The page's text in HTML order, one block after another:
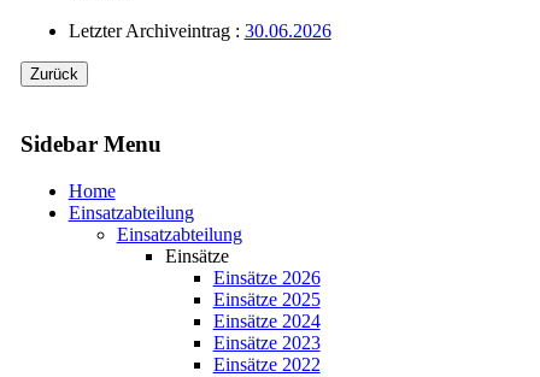
Letzter Archiveintrag : 30.06.2026
Sidebar Menu
Home
Einsatzabteilung
Einsatzabteilung
Einsätze
Einsätze 2026
Einsätze 2025
Einsätze 2024
Einsätze 2023
Einsätze 2022